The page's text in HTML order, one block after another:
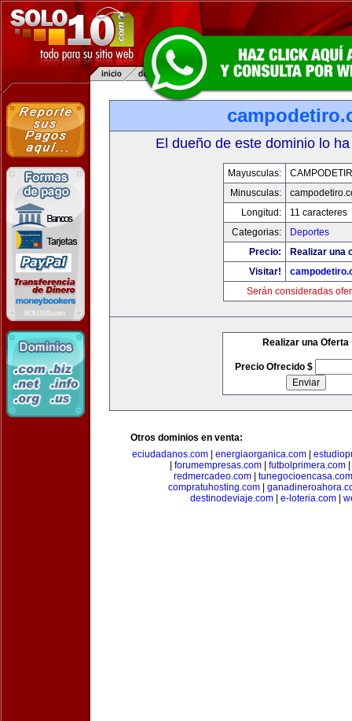
El dueño de este dominio lo
Mayusculas:
Minusculas:
Longitud:
11 caracteres
Categorias:
Deportes
Precio:
Realizar una
Visitar!
Serán consideradas
Realizar una Oferta
Precio Ofrecido $
Otros dominios en venta:
eciudadanos.com| energiaorganica.com|
forumempresas.com futbolprimera.com
redmercadeo.com| tunegocioencasa.com
compratuhosting.com|
destinodeviaje.com
e-loteria.com